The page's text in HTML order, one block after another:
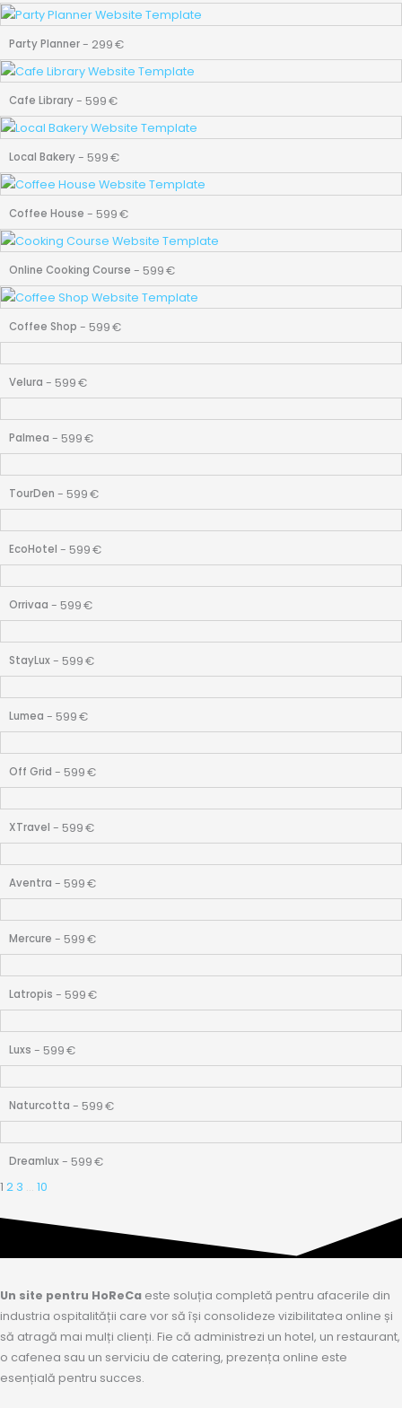
Party Planner- 299€
Cafe Library- 599€
Local Bakery- 599€
Coffee House - 599€
Online Cooking Course - 599€
Coffee Shop - 599€
Velura - 599€
Palmea - 599€
TourDen - 599€
EcoHotel - 599€
Orrivaa - 599€
StayLux- 599€
Lumea - 599€
Off Grid - 599€
XTravel - 599€
Aventra - 599€
Mercure - 599€
Latropis - 599€
Luxs - 599€
Naturcotta - 599€
Dreamlux- 599€
1 2 3 … 10
Un site pentru HoReCa este soluția completă pentru afacerile din
industria ospitalității care vor să își consolideze vizibilitatea online și
să atragă mai mulți clienți. Fie că administrezi un hotel, un restaurant,
o cafenea sau un serviciu de catering, prezența online este
esențială pentru succes.